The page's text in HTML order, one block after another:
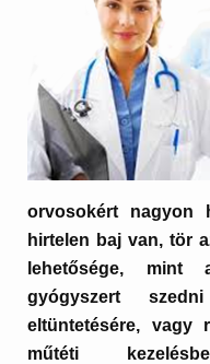
orvosokért nagyon
hirtelen baj van, tör
lehetősége, mint
gyógyszert
eltüntetésére, vagy
műtéti